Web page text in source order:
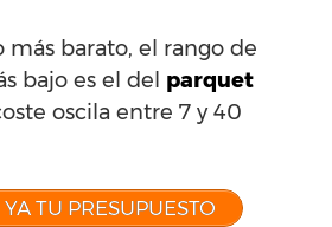
más barato, el rango de
bajo es el del parquet
oscila entre 7 y 40
TU PRESUPUESTO